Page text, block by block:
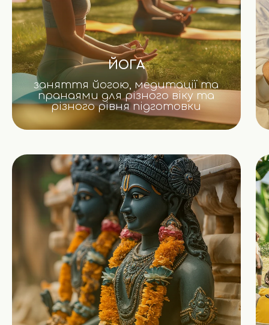
ЙОГА
заняття йогою, медитації та
пранаями для різного віку та
різного рівня підготовки